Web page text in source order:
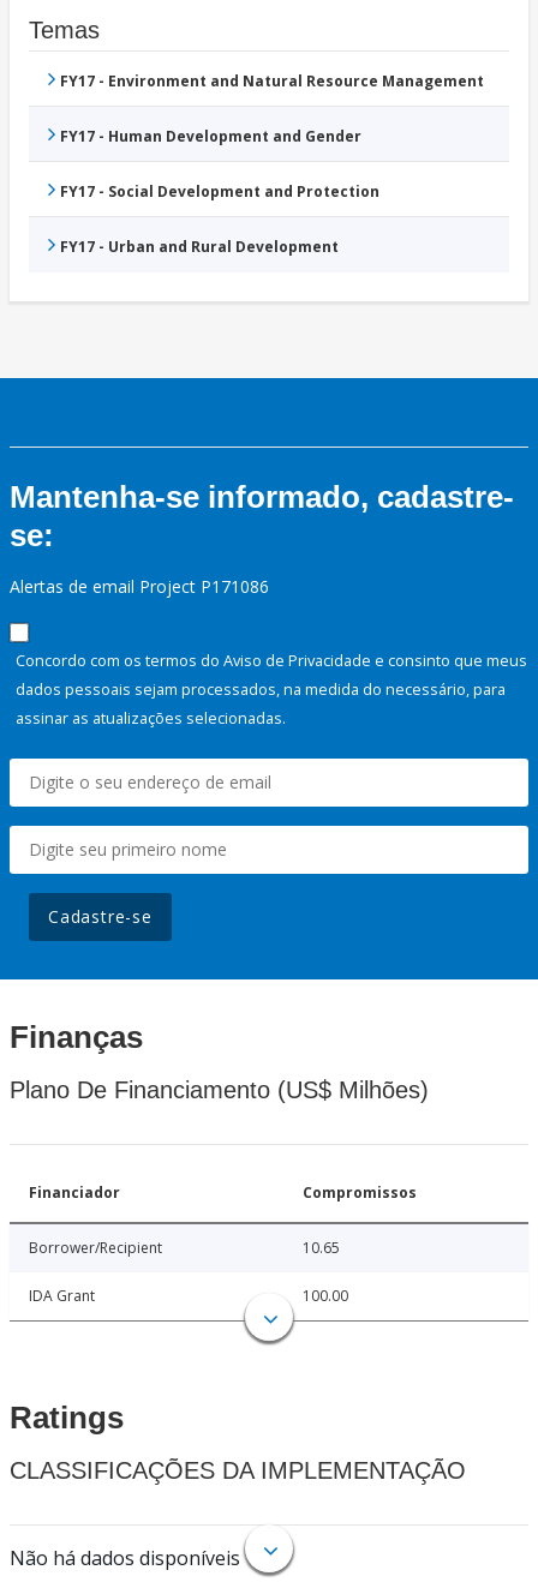
Temas
FY17 - Environment and Natural Resource Management
FY17 - Human Development and Gender
FY17 - Social Development and Protection
FY17 - Urban and Rural Development
Mantenha-se informado, cadastre-
se:
Alertas de email Project P171086
Concordo com os termos do Aviso de Privacidade e consinto que meus
dados pessoais sejam processados, na medida do necessário, para
assinar as atualizações selecionadas.
Cadastre-se
Finanças
Plano De Financiamento (US$ Milhões)
Financiador Compromissos
Borrower/Recipient 10.65
IDA Grant 100.00
Ratings
CLASSIFICAÇÕES DA IMPLEMENTAÇÃO
Não há dados disponíveis